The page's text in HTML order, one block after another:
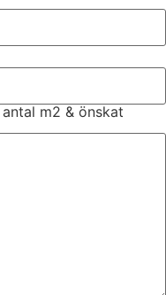
m2 & önskat